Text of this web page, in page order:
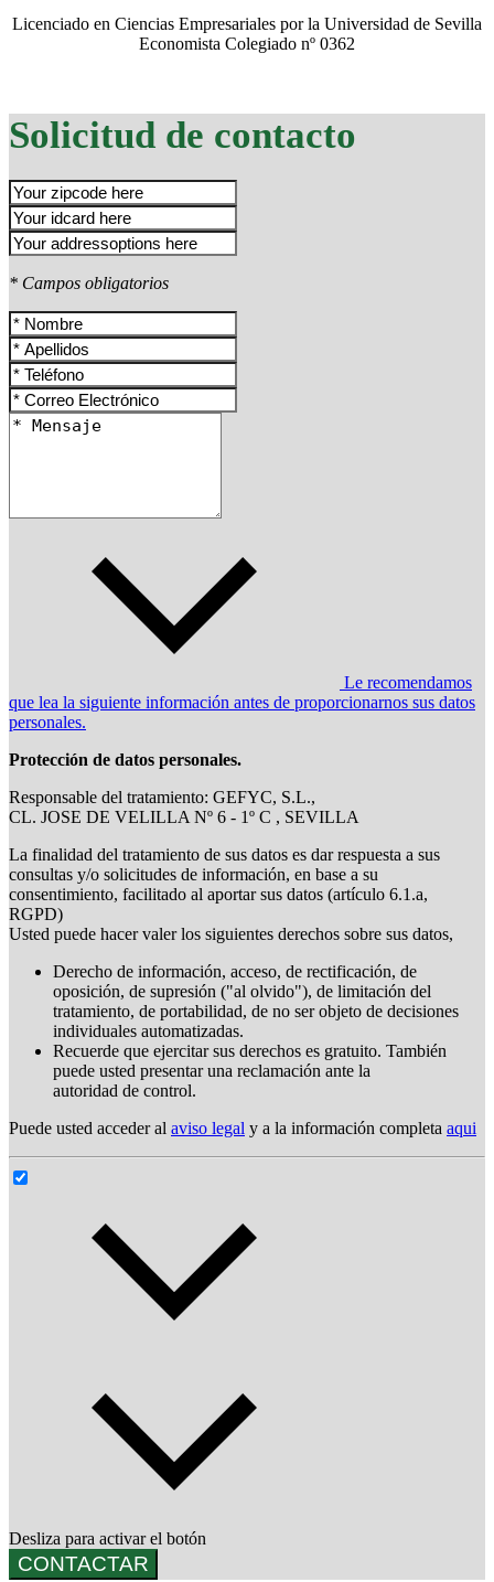
Licenciado en Ciencias Empresariales por la Universidad de Sevilla
Economista Colegiado nº 0362
Solicitud de contacto
* Campos obligatorios
Le recomendamos
que lea la siguiente información antes de proporcionarnos sus datos
personales.
Protección de datos personales.
Responsable del tratamiento: GEFYC, S.L.,
CL. JOSE DE VELILLA Nº 6 - 1º C , SEVILLA
La finalidad del tratamiento de sus datos es dar respuesta a sus
consultas y/o solicitudes de información, en base a su
consentimiento, facilitado al aportar sus datos (artículo 6.1.a,
RGPD)
Usted puede hacer valer los siguientes derechos sobre sus datos,
Derecho de información, acceso, de rectificación, de
oposición, de supresión ("al olvido"), de limitación del
tratamiento, de portabilidad, de no ser objeto de decisiones
individuales automatizadas.
Recuerde que ejercitar sus derechos es gratuito. También
puede usted presentar una reclamación ante la
autoridad de control.
Puede usted acceder al aviso legal y a la información completa aqui
Desliza para activar el botón
CONTACTAR